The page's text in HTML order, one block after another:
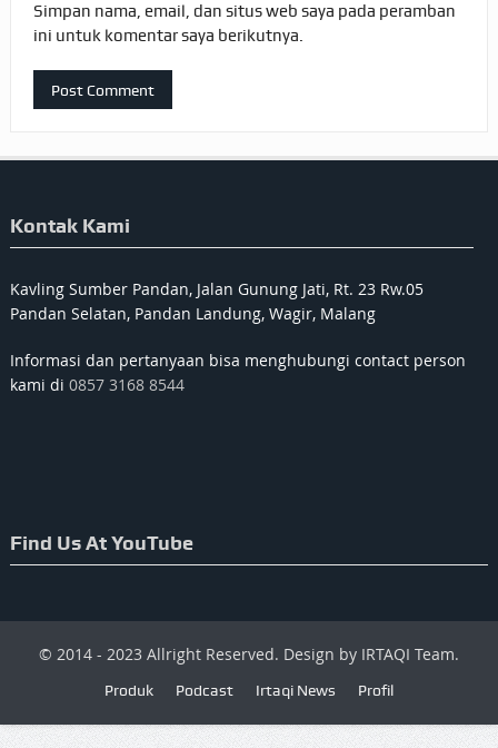
Simpan nama, email, dan situs web saya pada peramban
ini untuk komentar saya berikutnya.
Kontak Kami
Kavling Sumber Pandan, Jalan Gunung Jati, Rt. 23 Rw.05
Pandan Selatan, Pandan Landung, Wagir, Malang
Informasi dan pertanyaan bisa menghubungi contact person
kami di 0857 3168 8544
Find Us At YouTube
© 2014 - 2023 Allright Reserved. Design by IRTAQI Team.
Produk Podcast Irtaqi News Profil